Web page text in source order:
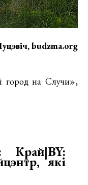
budzma.org
город на Случи»,
Край|BY:
які